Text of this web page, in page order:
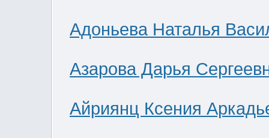
Адоньева Наталья
Азарова Дарья
Айриянц Ксения